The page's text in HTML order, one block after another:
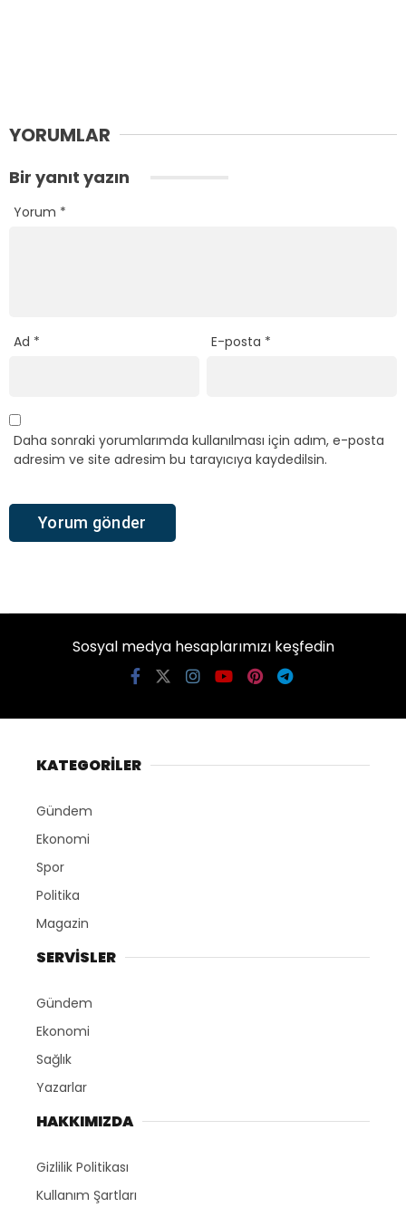
YORUMLAR
Bir yanıt yazın
Yorum *
Ad * E-posta *
Daha sonraki yorumlarımda kullanılması için adım, e-posta
adresim ve site adresim bu tarayıcıya kaydedilsin.
Sosyal medya hesaplarımızı keşfedin
KATEGORİLER
Gündem
Ekonomi
Spor
Politika
Magazin
SERVİSLER
Gündem
Ekonomi
Sağlık
Yazarlar
HAKKIMIZDA
Gizlilik Politikası
Kullanım Şartları